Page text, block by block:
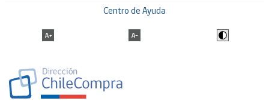
Centro de Ayuda